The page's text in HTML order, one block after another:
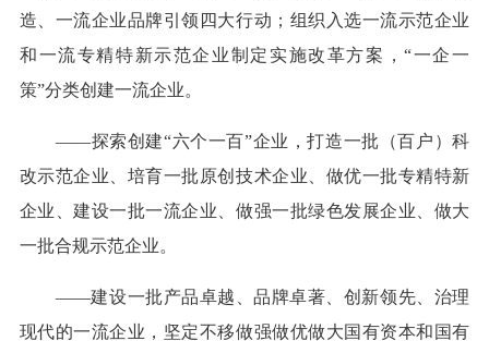
造、一流企业品牌引领四大行动；组织入选一流示范企业
和一流专精特新示范企业制定实施改革方案，“一企一
策”分类创建一流企业。
——探索创建“六个一百”企业，打造一批（百户）科
改示范企业、培育一批原创技术企业、做优一批专精特新
企业、建设一批一流企业、做强一批绿色发展企业、做大
一批合规示范企业。
——建设一批产品卓越、品牌卓著、创新领先、治理
现代的一流企业，坚定不移做强做优做大国有资本和国有